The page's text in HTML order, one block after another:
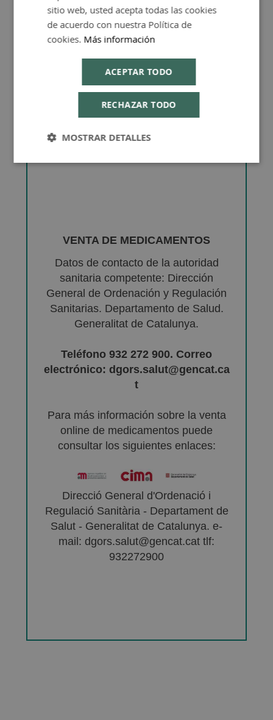
VENTA DE MEDICAMENTOS
Datos de contacto de la autoridad
sanitaria competente: Dirección
General de Ordenación y Regulación
Sanitarias. Departamento de Salud.
Generalitat de Catalunya.
Teléfono 932 272 900. Correo
electrónico: dgors.salut@gencat.ca
t
Para más información sobre la venta
online de medicamentos puede
consultar los siguientes enlaces:
Direcció General d'Ordenació i
Regulació Sanitària - Departament de
Salut - Generalitat de Catalunya. e-
mail: dgors.salut@gencat.cat tlf:
932272900
sitio web, usted acepta todas las cookies
de acuerdo con nuestra Política de
cookies. Más información
ACEPTAR TODO
RECHAZAR TODO
MOSTRAR DETALLES